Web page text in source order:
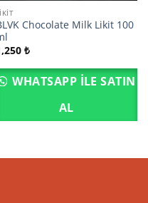
Chocolate Milk Likit 100
₺
WHATSAPP ILE SATIN
AL